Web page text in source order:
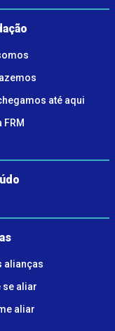
até aqui
FRM
alianças
se aliar
aliar